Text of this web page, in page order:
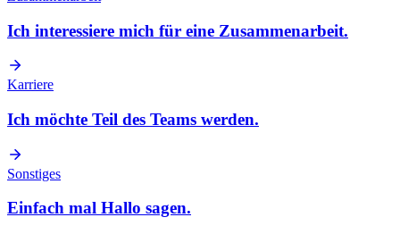
Ich interessiere mich für eine Zusammenarbeit.
Karriere
Ich möchte Teil des Teams werden.
Sonstiges
Einfach mal Hallo sagen.